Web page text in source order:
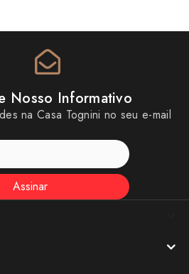
Nosso Informativo
na Casa Tognini no seu e-mail
Assinar